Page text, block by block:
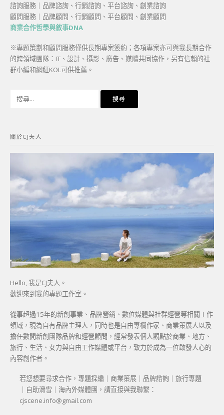
諮詢服務｜品牌諮詢、行銷諮詢、平台諮詢、創業諮詢
顧問服務｜品牌顧問、行銷顧問、平台顧問、創業顧問
商業合作哲學與敘事DNA
※專題策劃和顧問服務僅供長期專案簽約；各項專案亦可與我長期合作
的跨領域團隊：IT、設計、攝影、廣告、媒體共同協作，另有信賴的社
群小編和網紅KOL可供推薦。
字:
關於CJ夫人
Hello, 我是CJ夫人。
歡迎來到我的專題工作室。
從事超過15年的新創事業、品牌營銷、數位媒體與社群經營等相關工作
領域，現為自有品牌主理人，同時也是自由專欄作家、商業策展人以及
擔任數間新創團隊品牌和經營顧問，經常發表個人觀點於商業、地方、
旅行、生活、女力與自由工作媒體或平台，致力於成為一位啟發人心的
內容創作者。
若您想要尋求合作，專題採編｜商業策展｜品牌諮詢｜旅行專題
｜自助滑雪｜海內外媒體團，請直接與我聯繫：
cjscene.info@gmail.com